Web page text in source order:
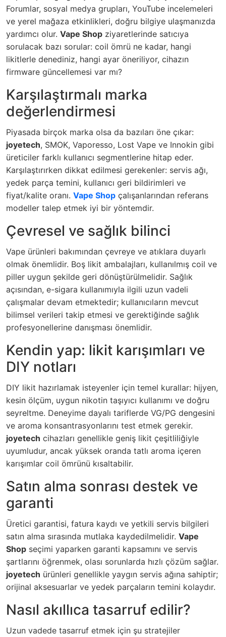
Forumlar, sosyal medya grupları, YouTube incelemeleri
ve yerel mağaza etkinlikleri, doğru bilgiye ulaşmanızda
yardımcı olur. Vape Shop ziyaretlerinde satıcıya
sorulacak bazı sorular: coil ömrü ne kadar, hangi
likitlerle denediniz, hangi ayar öneriliyor, cihazın
firmware güncellemesi var mı?
Karşılaştırmalı marka
değerlendirmesi
Piyasada birçok marka olsa da bazıları öne çıkar:
joyetech, SMOK, Vaporesso, Lost Vape ve Innokin gibi
üreticiler farklı kullanıcı segmentlerine hitap eder.
Karşılaştırırken dikkat edilmesi gerekenler: servis ağı,
yedek parça temini, kullanıcı geri bildirimleri ve
fiyat/kalite oranı. Vape Shop çalışanlarından referans
modeller talep etmek iyi bir yöntemdir.
Çevresel ve sağlık bilinci
Vape ürünleri bakımından çevreye ve atıklara duyarlı
olmak önemlidir. Boş likit ambalajları, kullanılmış coil ve
piller uygun şekilde geri dönüştürülmelidir. Sağlık
açısından, e-sigara kullanımıyla ilgili uzun vadeli
çalışmalar devam etmektedir; kullanıcıların mevcut
bilimsel verileri takip etmesi ve gerektiğinde sağlık
profesyonellerine danışması önemlidir.
Kendin yap: likit karışımları ve
DIY notları
DIY likit hazırlamak isteyenler için temel kurallar: hijyen,
kesin ölçüm, uygun nikotin taşıyıcı kullanımı ve doğru
seyreltme. Deneyime dayalı tariflerde VG/PG dengesini
ve aroma konsantrasyonlarını test etmek gerekir.
joyetech cihazları genellikle geniş likit çeşitliliğiyle
uyumludur, ancak yüksek oranda tatlı aroma içeren
karışımlar coil ömrünü kısaltabilir.
Satın alma sonrası destek ve
garanti
Üretici garantisi, fatura kaydı ve yetkili servis bilgileri
satın alma sırasında mutlaka kaydedilmelidir. Vape
Shop seçimi yaparken garanti kapsamını ve servis
şartlarını öğrenmek, olası sorunlarda hızlı çözüm sağlar.
joyetech ürünleri genellikle yaygın servis ağına sahiptir;
orijinal aksesuarlar ve yedek parçaların temini kolaydır.
Nasıl akıllıca tasarruf edilir?
Uzun vadede tasarruf etmek için şu stratejiler